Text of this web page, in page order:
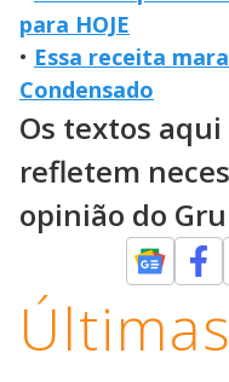
para HOJE
• Essa receita
Condensado
Os textos
refletem
opinião do
Últimas